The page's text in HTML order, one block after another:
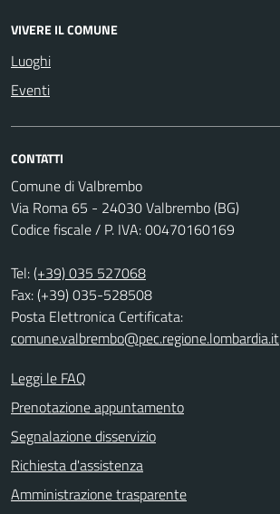
VIVERE IL COMUNE
Luoghi
Eventi
CONTATTI
Comune di Valbrembo
Via Roma 65 - 24030 Valbrembo (BG)
Codice fiscale / P. IVA: 00470160169
Tel:(+39) 035 527068
Fax: (+39) 035-528508
Posta Elettronica Certificata:
comune.valbrembo@pec.regione.lombardia.it
Leggi le FAQ
Prenotazione appuntamento
Segnalazione disservizio
Richiesta d'assistenza
Amministrazione trasparente